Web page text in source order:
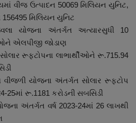
વીજ ઉત્પાદન 50069 મિલિયન યુનિટ,
156495 મિલિયન યુનિટ
યોજના અંતર્ગત અત્યારસુધી 10
એલપીજી જોડાણ
સોલાર રૂફટોપના લાભાર્થીઓને રૂ.715.94
યોજના અંતર્ગત સોલાર રૂફટોપ
25માં રૂ.1181 કરોડની સબસિડી
અંતર્ગત વર્ષ 2023-24માં 26 લાખથી